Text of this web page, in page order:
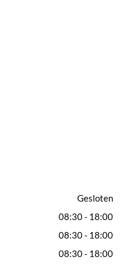
Gesloten
08:30 - 18:00
08:30 - 18:00
08:30 - 18:00